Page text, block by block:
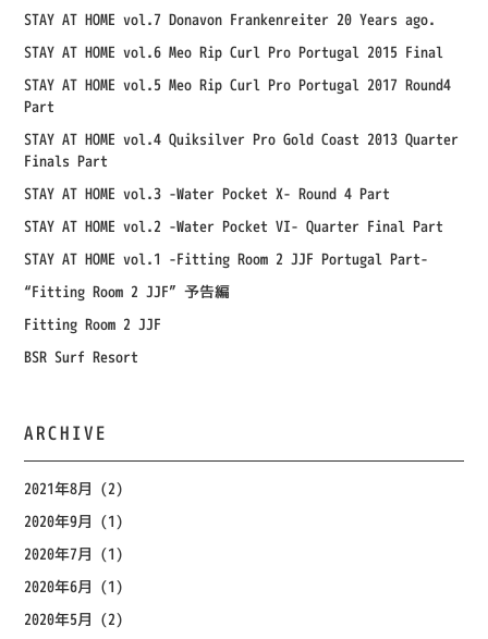
STAY AT HOME vol.7 Donavon Frankenreiter 20 Years ago.
STAY AT HOME vol.6 Meo Rip Curl Pro Portugal 2015 Final
STAY AT HOME vol.5 Meo Rip Curl Pro Portugal 2017 Round4
Part
STAY AT HOME vol.4 Quiksilver Pro Gold Coast 2013 Quarter
Finals Part
STAY AT HOME vol.3 -Water Pocket X- Round 4 Part
STAY AT HOME vol.2 -Water Pocket VI- Quarter Final Part
STAY AT HOME vol.1 -Fitting Room 2 JJF Portugal Part-
“Fitting Room 2 JJF” 予告編
Fitting Room 2 JJF
BSR Surf Resort
ARCHIVE
2021年8月 (2)
2020年9月 (1)
2020年7月 (1)
2020年6月 (1)
2020年5月 (2)